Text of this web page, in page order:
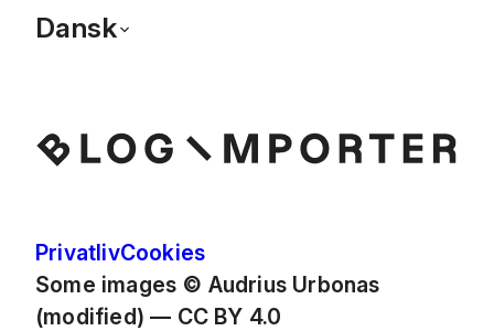
Dansk
PrivatlivCookies
Some images © Audrius Urbonas
(modified) — CC BY 4.0